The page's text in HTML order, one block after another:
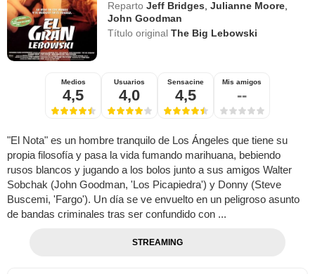
Reparto Jeff Bridges,Julianne Moore,
John Goodman
Título originalThe Big Lebowski
Medios
4,5
Usuarios
4,0
Sensacine
4,5
Mis amigos
--
"El Nota" es un hombre tranquilo de Los Ángeles que tiene su
propia filosofía y pasa la vida fumando marihuana, bebiendo
rusos blancos y jugando a los bolos junto a sus amigos Walter
Sobchak (John Goodman, 'Los Picapiedra') y Donny (Steve
Buscemi, 'Fargo'). Un día se ve envuelto en un peligroso asunto
de bandas criminales tras ser confundido con ...
STREAMING